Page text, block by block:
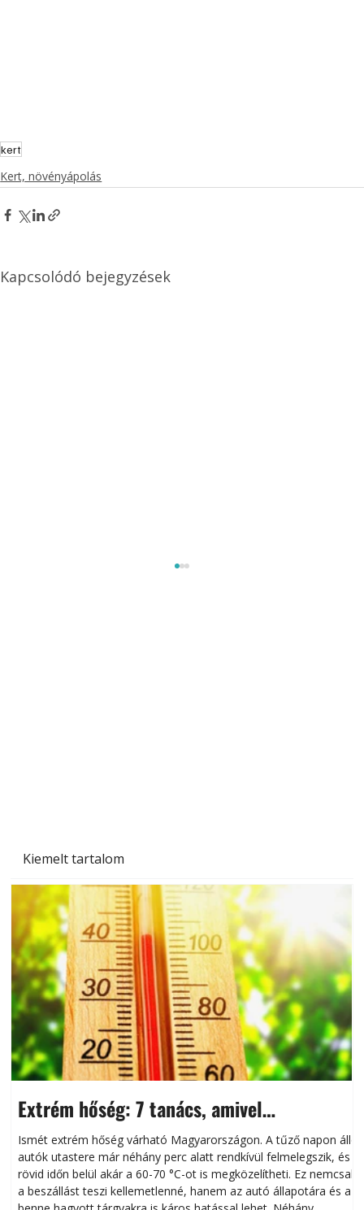
Kiemelt tartalom
Extrém hőség: 7 tanács, amivel
megóvhatjuk autónkat a nyári károktól
Ismét extrém hőség várható Magyarországon. A tűző napon álló
autók utastere már néhány perc alatt rendkívül felmelegszik, és
rövid időn belül akár a 60-70 °C-ot is megközelítheti. Ez nemcsak
a beszállást teszi kellemetlenné, hanem az autó állapotára és a
kert
Kert, növényápolás
Kapcsolódó bejegyzések